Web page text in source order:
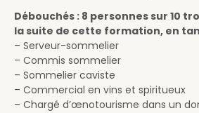
Débouchés : 8 personnes sur 10
la suite de cette formation, en
– Serveur-sommelier
– Commis sommelier
– Sommelier caviste
– Commercial en vins et spiritueux
– Chargé d’œnotourisme dans un